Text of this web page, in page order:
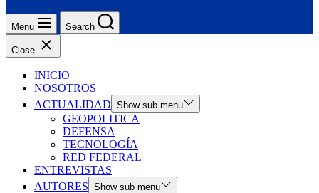
Menu Search
Close
INICIO
NOSOTROS
ACTUALIDAD Show sub menu
GEOPOLITICA
DEFENSA
TECNOLOGÍA
RED FEDERAL
ENTREVISTAS
AUTORES Show sub menu